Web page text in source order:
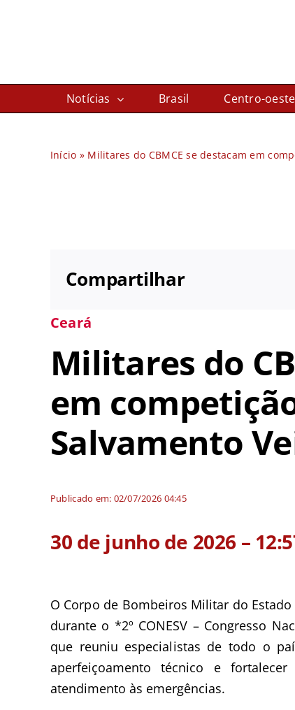
Notícias Brasil Centro-oeste
Início » Militares do CBMCE se destacam em
Compartilhar
Ceará
Militares do
em
Salvamento
Publicado em: 02/07/2026 04:45
30 de junho de 2026 –
O Corpo de Bombeiros Militar do
durante o *2º CONESV – Congresso
que reuniu especialistas de todo o
aperfeiçoamento técnico e
atendimento às emergências.